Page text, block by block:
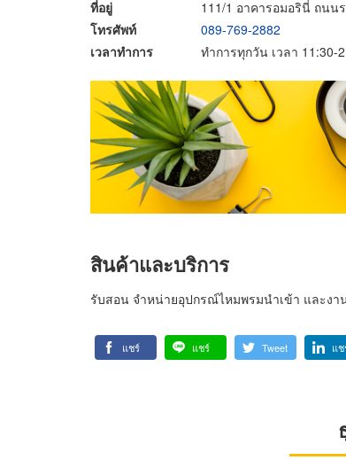
ที่อยู่
111/1 อาคารอมอรินี่ ถนน
โทรศัพท์
089-769-2882
เวลาทำการ
ทำการทุกวัน เวลา 11:30-
สินค้าและบริการ
รับสอน จำหน่ายอุปกรณ์ไหมพรมนำเข้า และง
แชร์ แชร์ Tweet แ